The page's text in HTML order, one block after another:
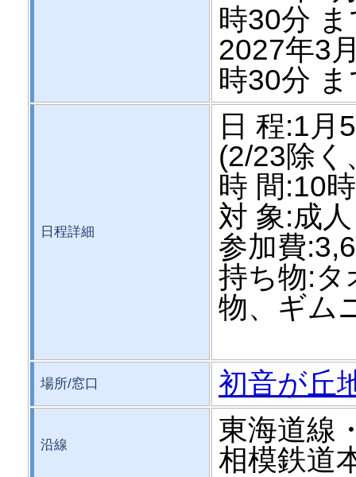
時30分
2027年3
時30分
日程詳細
日 程:1月
(2/23除く
時 間:10
対 象:成
参加費
持ち物:タ
物、ギム
場所/窓口 初音が丘
沿線
東海道線
相模鉄道